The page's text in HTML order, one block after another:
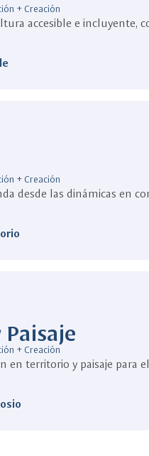
+ Creación
accesible e incluyente,
+ Creación
desde las dinámicas en
+ Creación
en territorio y paisaje para